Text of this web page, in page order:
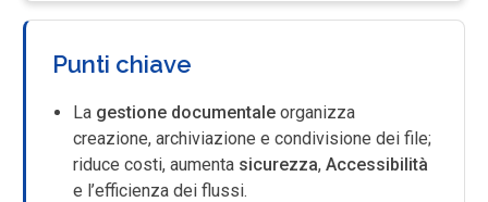
Punti chiave
La gestione documentale organizza
creazione, archiviazione e condivisione dei file;
riduce costi, aumenta sicurezza,Accessibilità
e l’efficienza dei flussi.